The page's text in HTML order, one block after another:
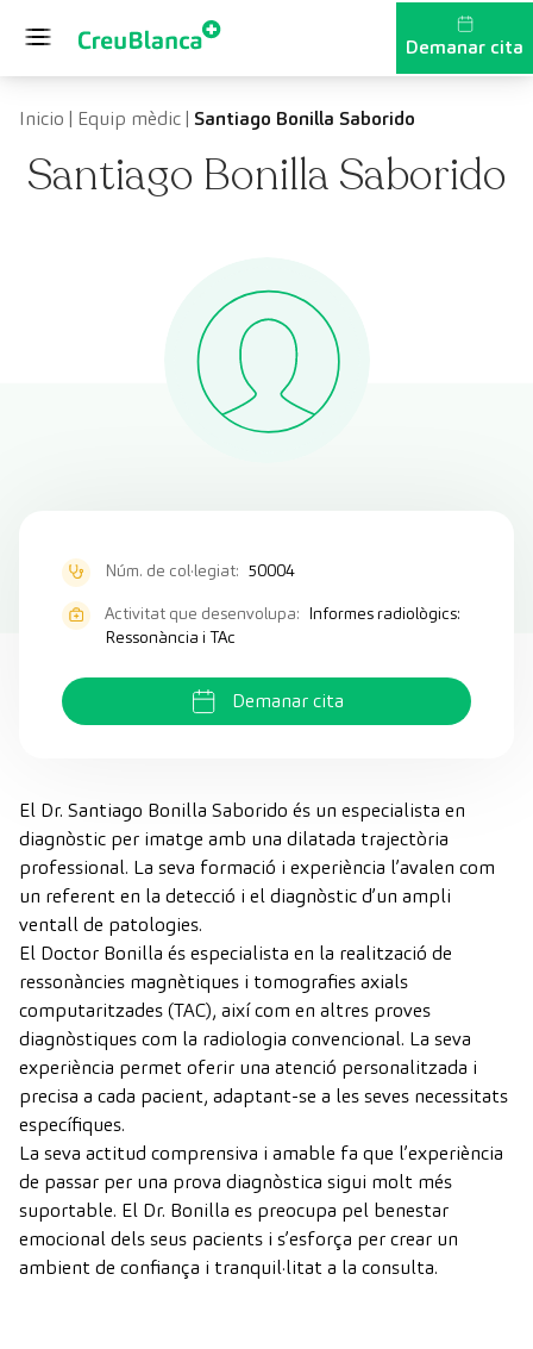
Demanar cita
Inicio | Equip mèdic| Santiago Bonilla Saborido
Santiago Bonilla Saborido
Núm. de col·legiat: 50004
Activitat que desenvolupa: Informes radiològics:
Ressonància i TAc
Demanar cita
El Dr. Santiago Bonilla Saborido és un especialista en
diagnòstic per imatge amb una dilatada trajectòria
professional. La seva formació i experiència l’avalen com
un referent en la detecció i el diagnòstic d’un ampli
ventall de patologies.
El Doctor Bonilla és especialista en la realització de
ressonàncies magnètiques i tomografies axials
computaritzades (TAC), així com en altres proves
diagnòstiques com la radiologia convencional. La seva
experiència permet oferir una atenció personalitzada i
precisa a cada pacient, adaptant-se a les seves necessitats
específiques.
La seva actitud comprensiva i amable fa que l’experiència
de passar per una prova diagnòstica sigui molt més
suportable. El Dr. Bonilla es preocupa pel benestar
emocional dels seus pacients i s’esforça per crear un
ambient de confiança i tranquil·litat a la consulta.